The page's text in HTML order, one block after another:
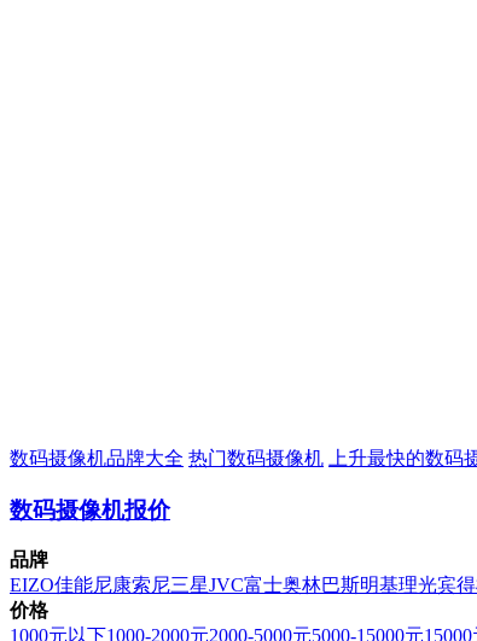
数码摄像机品牌大全 热门数码摄像机 上升最快的数码
数码摄像机报价
品牌
EIZO佳能尼康索尼三星JVC富士奥林巴斯明基理光宾得
价格
1000元以下1000-2000元2000-5000元5000-15000元